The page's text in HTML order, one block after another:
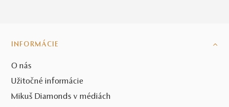
INFORMÁCIE
O nás
Užitočné informácie
Mikuš Diamonds v médiách